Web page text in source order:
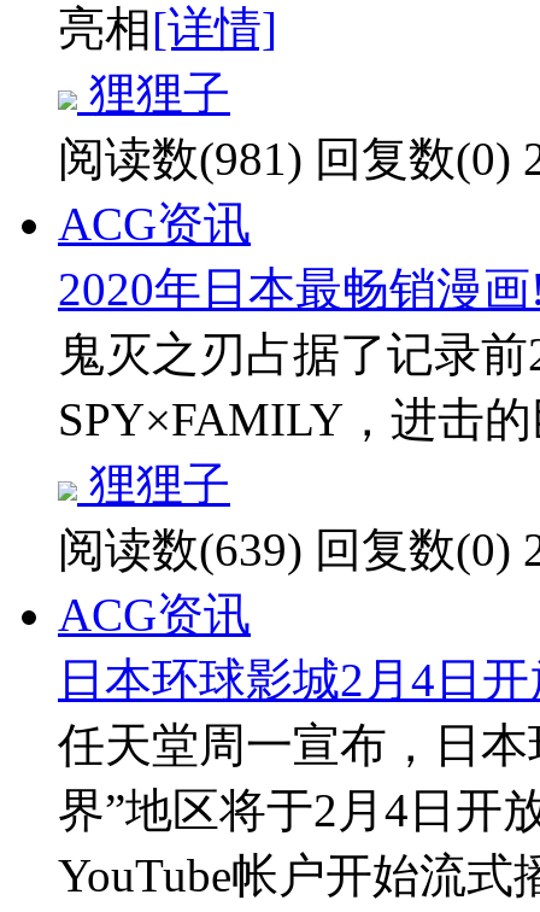
亮相[详情]
狸狸子
阅读数(981) 回复数(0)
ACG资讯
2020年日本最畅销漫
鬼灭之刃占据了记录
SPY×FAMILY，进击
狸狸子
阅读数(639) 回复数(0)
ACG资讯
日本环球影城2月4日
任天堂周一宣布，日
界”地区将于2月4日开
YouTube帐户开始流